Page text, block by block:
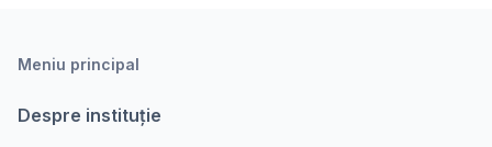
Meniu principal
Despre instituție